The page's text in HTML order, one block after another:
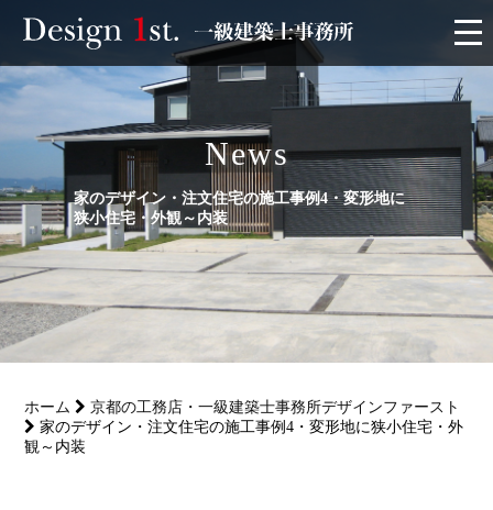
モニター
施工実績・施工事例
リフォーム
サービス
News
家のデザイン・注文住宅の施工事例4・変形地に
狭小住宅・外観～内装
ホーム
京都の工務店・一級建築士事務所デザインファースト
家のデザイン・注文住宅の施工事例4・変形地に狭小住宅・外
観～内装